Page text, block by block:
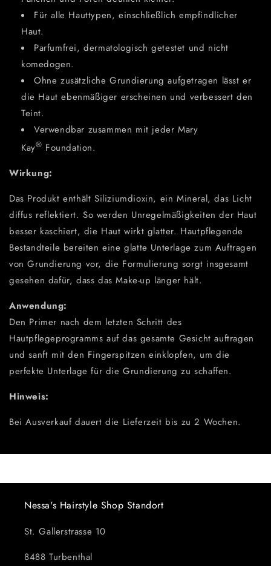
Für alle Hauttypen, einschließlich empfindlicher
Haut.
Parfumfrei, dermatologisch getestet und nicht
komedogen.
Ohne zusätzliche Grundierung aufgetragen lässt er
die Haut ebenmäßiger erscheinen und verbessert den
Teint.
Verwendbar zusammen mit jeder Mary
Kay® Foundation.
Wirkung:
Das Produkt enthält Siliziumdioxin, ein Mineral, das Licht
diffus reflektiert. So werden Unregelmäßigkeiten der Haut
besser kaschiert, die Haut wirkt glatter. Hautpflegende
Bestandteile bereiten eine glatte Unterlage zum Auftragen
von Grundierung vor, die Formulierung sorgt insgesamt
gesehen dafür, dass das Make-up länger hält.
Anwendung:
Den Primer nach dem letzten Schritt des
Hautpflegeprogramms auf das gesamte Gesicht auftragen
und sanft mit den Fingerspitzen einklopfen, um die
perfekte Unterlage für die Grundierung zu schaffen.
Hinweis:
Bei Ausverkauf dauert die Lieferzeit bis zu 2 Wochen.
Nessa's Hairstyle Shop Standort
St. Gallerstrasse 10
8488 Turbenthal